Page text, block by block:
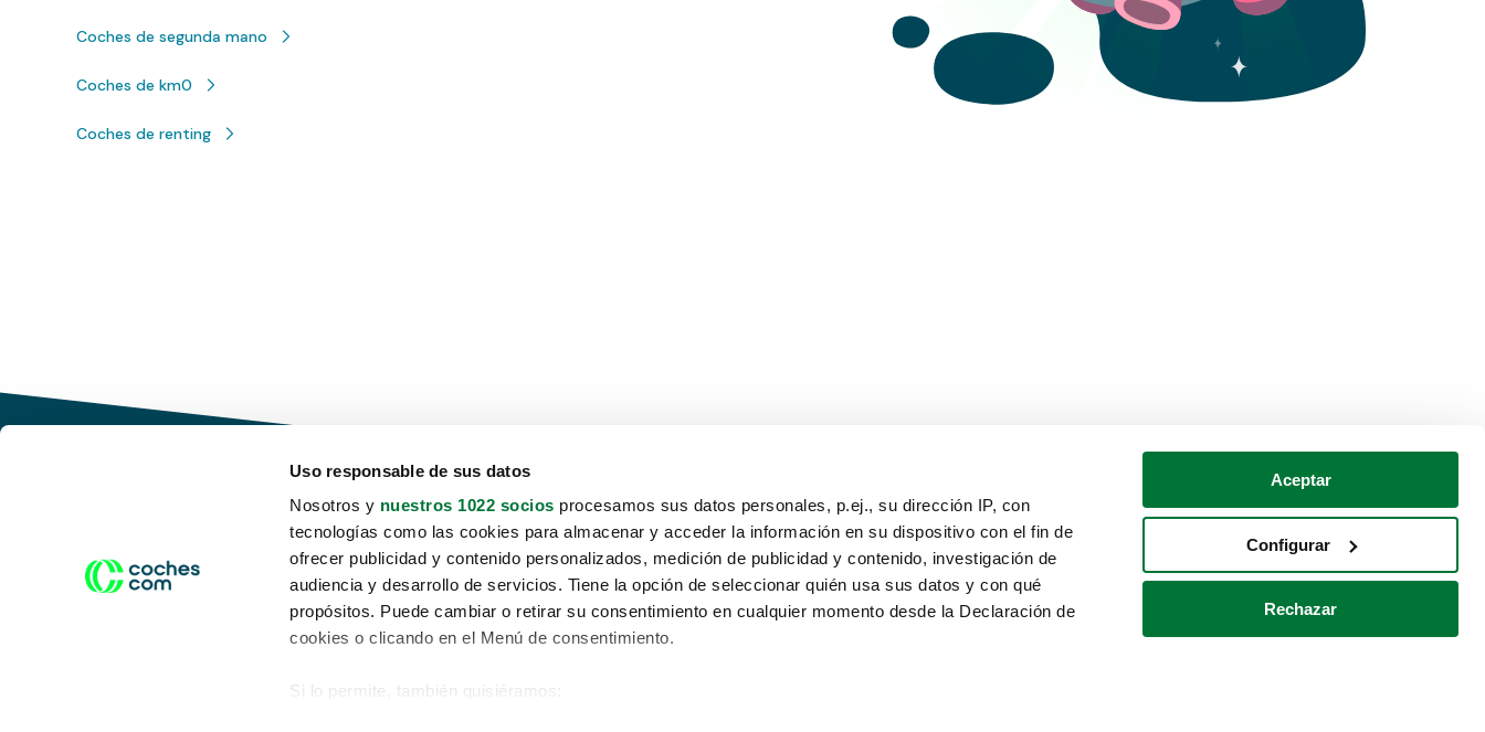
Uso responsable de sus datos
Nosotros y nuestros 1022 socios procesamos sus datos personales, p.ej., su dirección IP, con
tecnologías como las cookies para almacenar y acceder la información en su dispositivo con el fin de
ofrecer publicidad y contenido personalizados, medición de publicidad y contenido, investigación de
audiencia y desarrollo de servicios. Tiene la opción de seleccionar quién usa sus datos y con qué
propósitos. Puede cambiar o retirar su consentimiento en cualquier momento desde la Declaración de
cookies o clicando en el Menú de consentimiento.
Si lo permite, también quisiéramos:
Aceptar
Configurar
Rechazar
Coches de segunda mano
Coches de km0
Coches de renting
Conduce tu futuro,
desata tu movilidad